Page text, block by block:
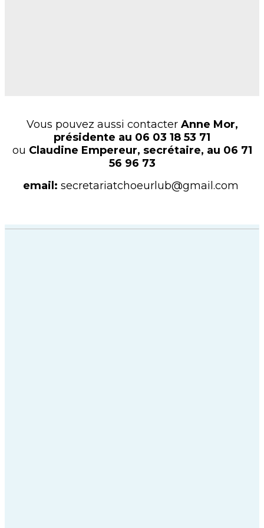
Vous pouvez aussi contacter Anne Mor,
présidente au 06 03 18 53 71
ou Claudine Empereur, secrétaire, au 06 71
56 96 73
email: secretariatchoeurlub@gmail.com